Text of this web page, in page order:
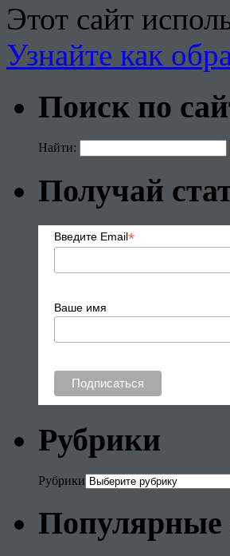
Этот сайт
Узнайте как
Поиск по
Найти:
Получай
Введите Email*
Ваше имя
Рубрики
Рубрики
Популярные